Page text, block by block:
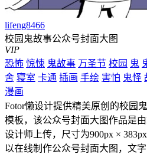
lifeng8466
校园鬼故事公众号封面大图
VIP
恐怖 惊悚 鬼故事 万圣节 校园 鬼
舍 寝室 卡通 插画 手绘 害怕 鬼怪
漫画
Fotor懒设计提供精美原创的校园
模板，该公众号封面大图作品是
设计师上传，尺寸为900px ×
以在线制作公众号封面大图，文